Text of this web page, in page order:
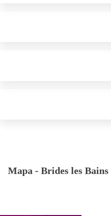
Mapa - Brides les Bains